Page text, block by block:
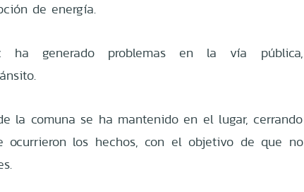
de energía.
generado problemas en la vía pública,
la comuna se ha mantenido en el lugar, cerrando
ocurrieron los hechos, con el objetivo de que no